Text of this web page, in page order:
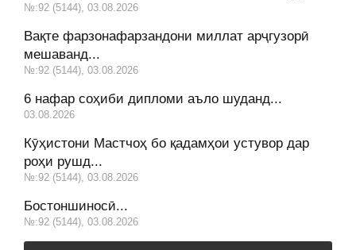
№:92 (5144), 03.08.2026
Вақте фарзонафарзандони миллат арҷгузорӣ
мешаванд...
№:92 (5144), 03.08.2026
6 нафар соҳиби дипломи аъло шуданд...
03.08.2026
Кӯҳистони Мастчоҳ бо қадамҳои устувор дар
роҳи рушд...
№:92 (5144), 03.08.2026
Бостоншиносӣ...
№:92 (5144), 03.08.2026